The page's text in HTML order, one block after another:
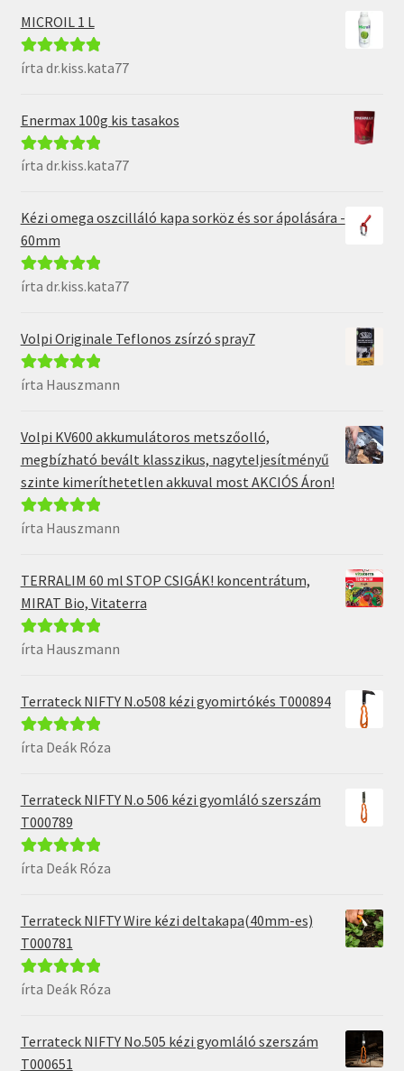
MICROIL 1 L
Értékelés:5 /
írta dr.kiss.kata77
Enermax 100g kis tasakos
Értékelés:5 /
írta dr.kiss.kata77
Kézi omega oszcilláló kapa sorköz és sor ápolására -
60mm
Értékelés:5 /
írta dr.kiss.kata77
Volpi Originale Teflonos zsírzó spray7
Értékelés:5/
írta Hauszmann
Volpi KV600 akkumulátoros metszőolló,
megbízható bevált klasszikus, nagyteljesítményű
szinte kimeríthetetlen akkuval most AKCIÓS Áron!
Értékelés:5/
írta Hauszmann
TERRALIM 60 ml STOP CSIGÁK! koncentrátum,
MIRAT Bio, Vitaterra
Értékelés:5/
írta Hauszmann
Terrateck NIFTY N.o508 kézi gyomirtókés T000894
Értékelés: 5/
írta Deák Róza
Terrateck NIFTY N.o 506 kézi gyomláló szerszám
T000789
Értékelés: 5/
írta Deák Róza
Terrateck NIFTY Wire kézi deltakapa(40mm-es)
T000781
Értékelés: 5/
írta Deák Róza
Terrateck NIFTY No.505 kézi gyomláló szerszám
T000651